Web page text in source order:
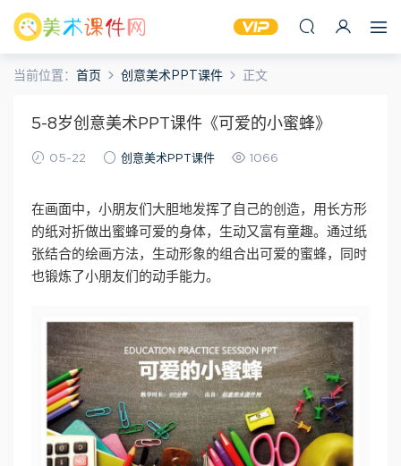
当前位置： 首页 创意美术PPT课件 正文
5-8岁创意美术PPT课件《可爱的小蜜蜂》
05-22 创意美术PPT课件 1066
在画面中，小朋友们大胆地发挥了自己的创造，用长方形
的纸对折做出蜜蜂可爱的身体，生动又富有童趣。通过纸
张结合的绘画方法，生动形象的组合出可爱的蜜蜂，同时
也锻炼了小朋友们的动手能力。